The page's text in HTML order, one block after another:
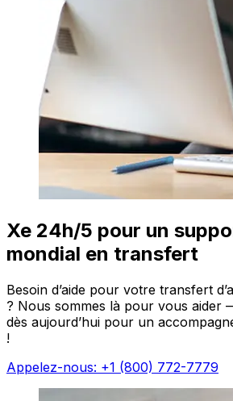
Xe 24h/5 pour un
mondial en transfert
Besoin d’aide pour votre transfert
? Nous sommes là pour vous aider
dès aujourd’hui pour un
!
Appelez-nous: +1 (800) 772-7779